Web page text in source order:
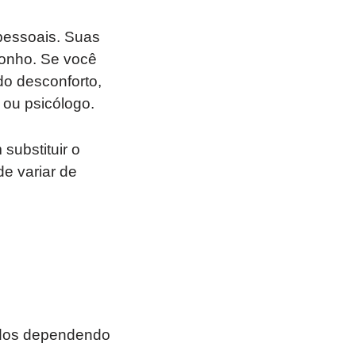
Suas
Se você
desconforto,
psicólogo.
substituir o
variar de
dependendo